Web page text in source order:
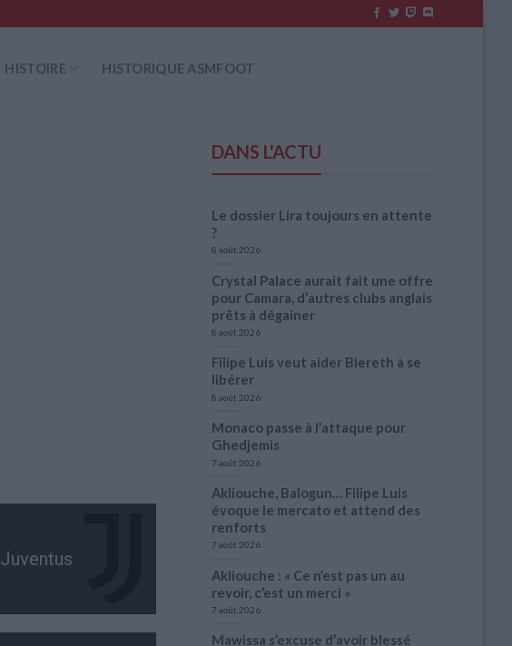
HISTOIRE HISTORIQUE ASMFOOT
Juventus
DANS L'ACTU
Le dossier Lira toujours en attente
?
8 août 2026
Crystal Palace aurait fait une offre
pour Camara, d’autres clubs anglais
prêts à dégainer
8 août 2026
Filipe Luis veut aider Biereth à se
libérer
8 août 2026
Monaco passe à l’attaque pour
Ghedjemis
7 août 2026
Akliouche, Balogun… Filipe Luis
évoque le mercato et attend des
renforts
7 août 2026
Akliouche : « Ce n’est pas un au
revoir, c’est un merci »
7 août 2026
Mawissa s’excuse d’avoir blessé